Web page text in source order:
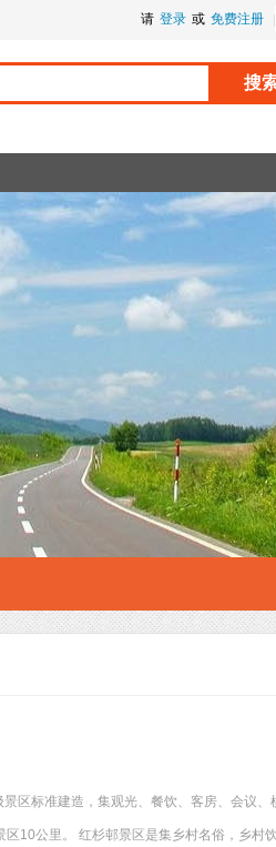
请 登录 或 免费注册
搜
区标准建造，集观光、餐饮、客房、会议
10公里。 红杉邨景区是集乡村名俗，乡村